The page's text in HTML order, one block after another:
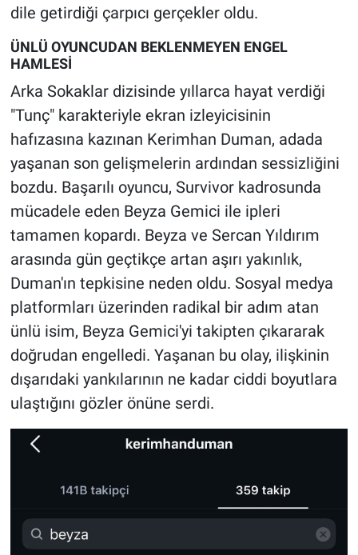
dile getirdiği çarpıcı gerçekler oldu.
ÜNLÜ OYUNCUDAN BEKLENMEYEN ENGEL
HAMLESİ
Arka Sokaklar dizisinde yıllarca hayat verdiği
"Tunç" karakteriyle ekran izleyicisinin
hafızasına kazınan Kerimhan Duman, adada
yaşanan son gelişmelerin ardından sessizliğini
bozdu. Başarılı oyuncu, Survivor kadrosunda
mücadele eden Beyza Gemici ile ipleri
tamamen kopardı. Beyza ve Sercan Yıldırım
arasında gün geçtikçe artan aşırı yakınlık,
Duman'ın tepkisine neden oldu. Sosyal medya
platformları üzerinden radikal bir adım atan
ünlü isim, Beyza Gemici'yi takipten çıkararak
doğrudan engelledi. Yaşanan bu olay, ilişkinin
dışarıdaki yankılarının ne kadar ciddi boyutlara
ulaştığını gözler önüne serdi.